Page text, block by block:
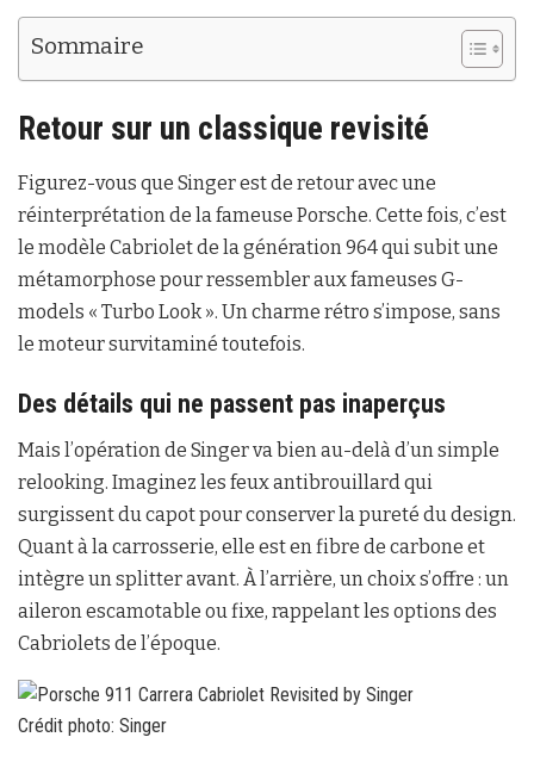
Sommaire
Retour sur un classique revisité
Figurez-vous que Singer est de retour avec une
réinterprétation de la fameuse Porsche. Cette fois, c’est
le modèle Cabriolet de la génération 964 qui subit une
métamorphose pour ressembler aux fameuses G-
models « Turbo Look ». Un charme rétro s’impose, sans
le moteur survitaminé toutefois.
Des détails qui ne passent pas inaperçus
Mais l’opération de Singer va bien au-delà d’un simple
relooking. Imaginez les feux antibrouillard qui
surgissent du capot pour conserver la pureté du design.
Quant à la carrosserie, elle est en fibre de carbone et
intègre un splitter avant. À l’arrière, un choix s’offre : un
aileron escamotable ou fixe, rappelant les options des
Cabriolets de l’époque.
Crédit photo: Singer